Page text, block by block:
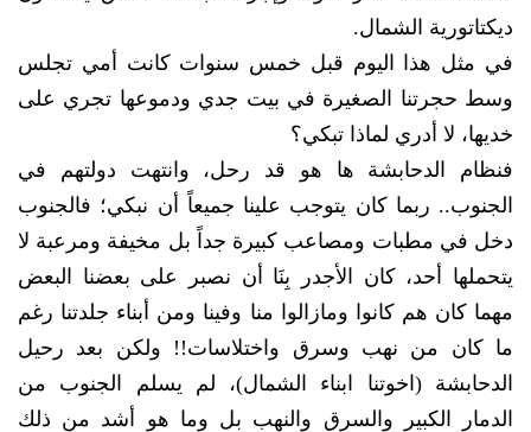
ديكتاتورية الشمال.
في مثل هذا اليوم قبل خمس سنوات كانت أمي تجلس
وسط حجرتنا الصغيرة في بيت جدي ودموعها تجري على
خديها، لا أدري لماذا تبكي؟
فنظام الدحابشة ها هو قد رحل، وانتهت دولتهم في
الجنوب.. ربما كان يتوجب علينا جميعاً أن نبكي؛ فالجنوب
دخل في مطبات ومصاعب كبيرة جداً بل مخيفة ومرعبة لا
يتحملها أحد، كان الأجدر بِنَا أن نصبر على بعضنا البعض
مهما كان هم كانوا ومازالوا منا وفينا ومن أبناء جلدتنا رغم
ما كان من نهب وسرق واختلاسات!! ولكن بعد رحيل
الدحابشة (اخوتنا ابناء الشمال)، لم يسلم الجنوب من
الدمار الكبير والسرق والنهب بل وما هو أشد من ذلك